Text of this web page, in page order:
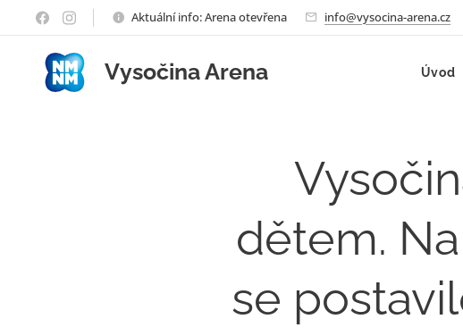
Aktuální info: Arena otevřena info@vysocina-arena.cz
Vysočina Arena Úvod
dětem.
se